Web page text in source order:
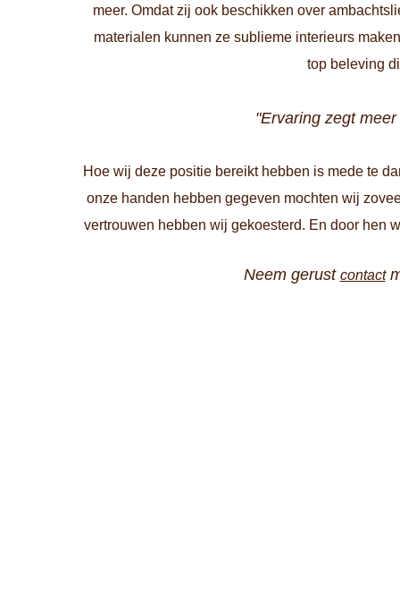
meer. Omdat zij ook beschikken over
materialen kunnen ze sublieme interieurs
top beleving
"Ervaring zegt
Hoe wij deze positie bereikt hebben is mede te
onze handen hebben gegeven mochten wij
vertrouwen hebben wij gekoesterd. En door hen
Neem gerust contact